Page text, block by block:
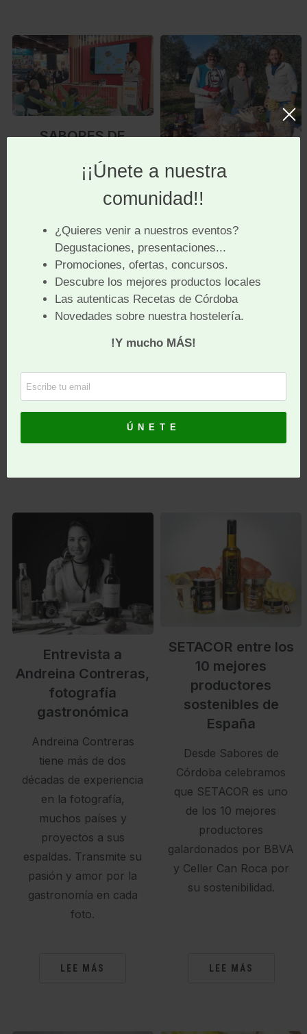
SABORES DE
NÚREMBERG
María Rosas
nuestra Asociación,
recién premiada como
mejor proyecto
agroalimentario
cordobés, ha ido a
Núremberg, Alemania a
productos al mercado
setas cordobesas en
Aquí la Tierra
Reportaje sobre setas
cordobesas en Aquí la
Tierra, en la empresa
Setacor de Villafranca-
Córdoba.
Entrevista a
Andreina Contreras,
fotografía
gastronómica
Andreina Contreras
tiene más de dos
décadas de experiencia
en la fotografía,
muchos países y
proyectos a sus
espaldas. Transmite su
pasión y amor por la
gastronomía en cada
foto.
LEE MÁS
SETACOR entre los
10 mejores
productores
sostenibles de
España
Desde Sabores de
Córdoba celebramos
que SETACOR es uno
de los 10 mejores
productores
galardonados por BBVA
y Celler Can Roca por
su sostenibilidad.
LEE MÁS